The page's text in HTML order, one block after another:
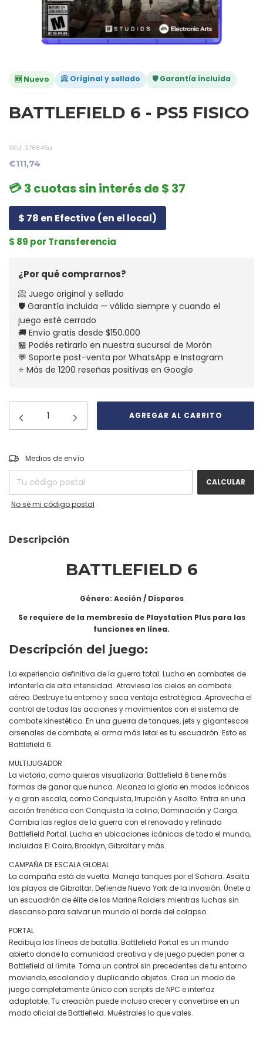
🆕 Nuevo 📀 Original y sellado 🛡️ Garantía incluida
BATTLEFIELD 6 - PS5 FISICO
SKU: 276845a
€111,74
💳 3 cuotas sin interés de $ 37
$ 78 en Efectivo (en el local)
$ 89 por Transferencia
¿Por qué comprarnos?
📀 Juego original y sellado
🛡️ Garantía incluida — válida siempre y cuando el
juego esté cerrado
🚚 Envío gratis desde $150.000
🏪 Podés retirarlo en nuestra sucursal de Morón
💬 Soporte post-venta por WhatsApp e Instagram
⭐ Más de 1200 reseñas positivas en Google
Entregas para el CP:
Medios de envío
CALCULAR
No sé mi código postal
Descripción
BATTLEFIELD 6
Género: Acción / Disparos
Se requiere de la membresía de Playstation Plus para las
funciones en línea.
Descripción del juego:
La experiencia definitiva de la guerra total. Lucha en combates de
infantería de alta intensidad. Atraviesa los cielos en combate
aéreo. Destruye tu entorno y saca ventaja estratégica. Aprovecha el
control de todas las acciones y movimientos con el sistema de
combate kinestético. En una guerra de tanques, jets y gigantescos
arsenales de combate, el arma más letal es tu escuadrón. Esto es
Battlefield 6.
MULTIJUGADOR
La victoria, como quieras visualizarla. Battlefield 6 tiene más
formas de ganar que nunca. Alcanza la gloria en modos icónicos
y a gran escala, como Conquista, Irrupción y Asalto. Entra en una
acción frenética con Conquista la colina, Dominación y Carga.
Cambia las reglas de la guerra con el renovado y refinado
Battlefield Portal. Lucha en ubicaciones icónicas de todo el mundo,
incluidas El Cairo, Brooklyn, Gibraltar y más.
CAMPAÑA DE ESCALA GLOBAL
La campaña está de vuelta. Maneja tanques por el Sahara. Asalta
las playas de Gibraltar. Defiende Nueva York de la invasión. Únete a
un escuadrón de élite de los Marine Raiders mientras luchas sin
descanso para salvar un mundo al borde del colapso.
PORTAL
Redibuja las líneas de batalla. Battlefield Portal es un mundo
abierto donde la comunidad creativa y de juego pueden poner a
Battlefield al límite. Toma un control sin precedentes de tu entorno
moviendo, escalando y duplicando objetos. Crea un modo de
juego completamente único con scripts de NPC e interfaz
adaptable. Tu creación puede incluso crecer y convertirse en un
modo oficial de Battlefield. Muéstrales lo que vales.